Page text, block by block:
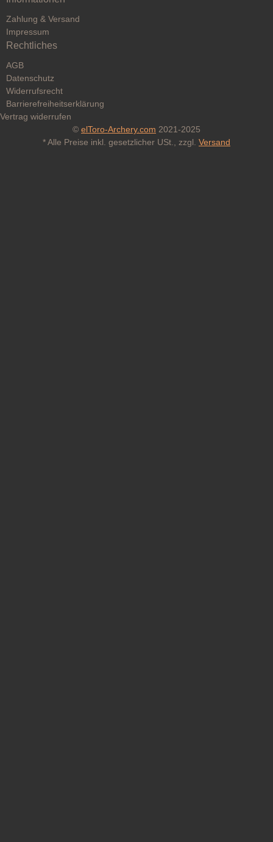
Zahlung & Versand
Impressum
Rechtliches
AGB
Datenschutz
Widerrufsrecht
Barrierefreiheitserklärung
Vertrag widerrufen
© elToro-Archery.com 2021-2025
* Alle Preise inkl. gesetzlicher USt., zzgl. Versand